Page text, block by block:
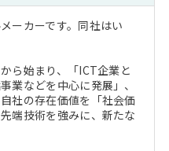
ーカーです。同社はい
ら始まり、「ICT企業と
業などを中心に発展」、
社の存在価値を「社会価
端技術を強みに、新たな